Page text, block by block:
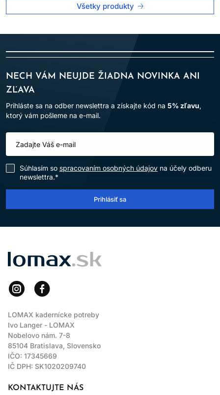
Všetky produkty
NECH VÁM NEUJDE ŽIADNA NOVINKA ANI
ZĽAVA
Prihláste sa na odber newslettra a získajte kód na 5% zľavu,
ktorý vám pošleme na e-mail.
Súhlasím so spracovaním osobných údajov na účely odberu
newslettra.*
Prihlásiť sa
LOMAX
LOMAX kadernícke potreby
Ivo Langer - LOMAX
Nobelovo nám. 7-8
85104 Bratislava, Slovensko
IČO: 17345669
IČ DPH: SK1020209740
KONTAKTUJTE NÁS